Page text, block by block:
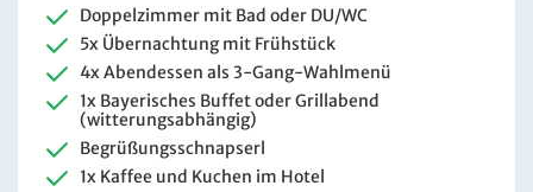
Doppelzimmer mit Bad oder DU/WC
5x Übernachtung mit Frühstück
4x Abendessen als 3-Gang-Wahlmenü
1x Bayerisches Buffet oder Grillabend
(witterungsabhängig)
Begrüßungsschnapserl
1x Kaffee und Kuchen im Hotel